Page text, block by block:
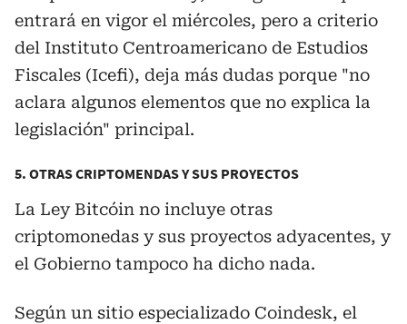
entrará en vigor el miércoles, pero a criterio
del Instituto Centroamericano de Estudios
Fiscales (Icefi), deja más dudas porque "no
aclara algunos elementos que no explica la
legislación" principal.
5. OTRAS CRIPTOMENDAS Y SUS PROYECTOS
La Ley Bitcóin no incluye otras
criptomonedas y sus proyectos adyacentes, y
el Gobierno tampoco ha dicho nada.
Según un sitio especializado Coindesk, el